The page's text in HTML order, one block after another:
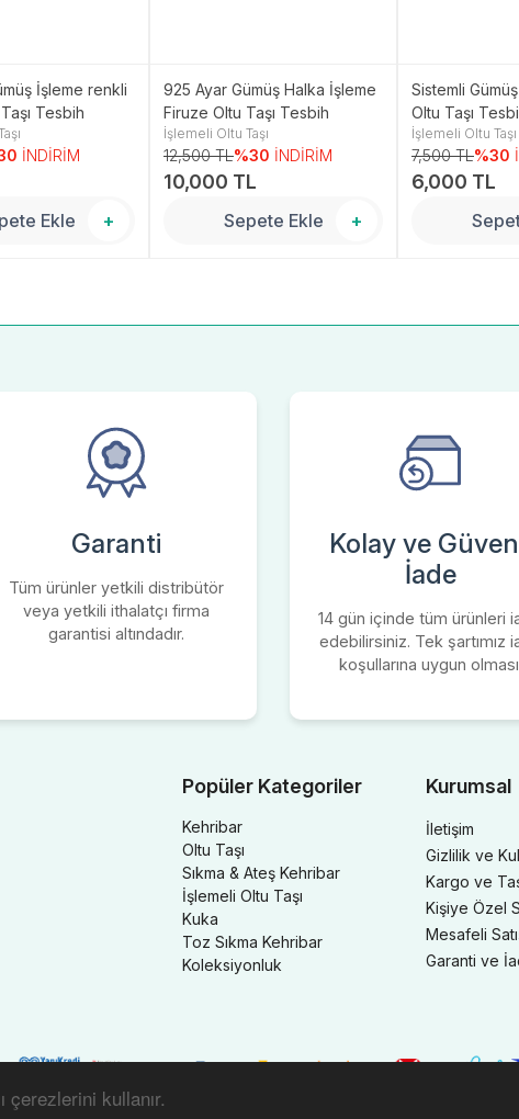
kullanır.
İşleme renkli
Tesbih
İNDİRİM
Ekle +
925 Ayar Gümüş Halka İşleme
Firuze Oltu Taşı Tesbih
İşlemeli Oltu Taşı
12,500 TL%30 İNDİRİM
10,000 TL
Sepete Ekle +
Sistemli
Oltu Taşı
İşlemeli Oltu Taşı
7,500 TL%30
6,000 TL
Garanti
Tüm ürünler yetkili distribütör
veya yetkili ithalatçı firma
garantisi altındadır.
Kolay ve
İade
14 gün içinde tüm ürünleri
edebilirsiniz. Tek şartımız
koşullarına uygun
Popüler Kategoriler
Kehribar
Oltu Taşı
Sıkma & Ateş Kehribar
İşlemeli Oltu Taşı
Kuka
Toz Sıkma Kehribar
Koleksiyonluk
Kurumsal
İletişim
Gizlilik ve
Kargo ve
Kişiye Özel
Mesafeli
Garanti ve